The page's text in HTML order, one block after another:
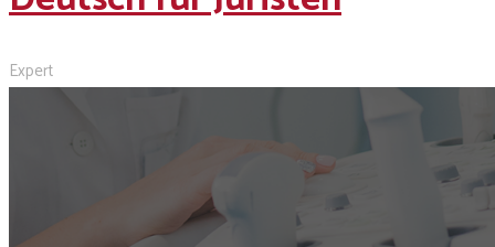
Expert